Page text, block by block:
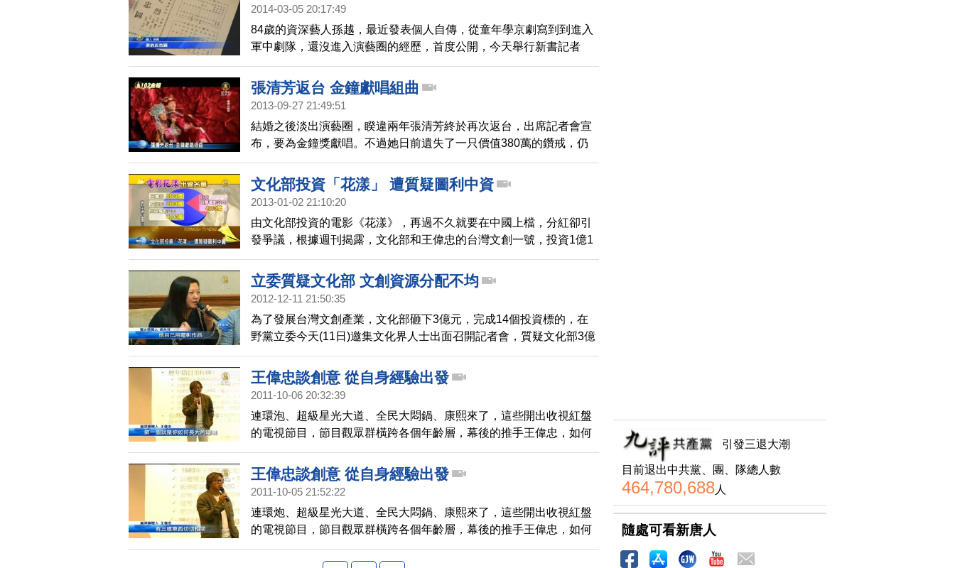
2014-03-05 20:17:49
84歲的資深藝人孫越，最近發表個人自傳，從童年學京劇寫到到進入
軍中劇隊，還沒進入演藝圈的經歷，首度公開，今天舉行新書記者
會，演藝圈好友，王偉忠、張小燕，曹啟泰等人都到齊。
張清芳返台 金鐘獻唱組曲
2013-09-27 21:49:51
結婚之後淡出演藝圈，睽違兩年張清芳終於再次返台，出席記者會宣
布，要為金鐘獎獻唱。不過她日前遺失了一只價值380萬的鑽戒，仍
是媒體關注的焦點。
文化部投資「花漾」 遭質疑圖利中資
2013-01-02 21:10:20
由文化部投資的電影《花漾》，再過不久就要在中國上檔，分紅卻引
發爭議，根據週刊揭露，文化部和王偉忠的台灣文創一號，投資1億1
千多萬，比來自中國的投資4千萬還多，是這部電影的大股東，卻簽下
不平等條約，要在中國票房超過5千萬人民幣，才能分紅，而且也只拿
到2%的分紅，連電影系教授都說，實在不合理。
立委質疑文化部 文創資源分配不均
2012-12-11 21:50:35
為了發展台灣文創產業，文化部砸下3億元，完成14個投資標的，在
野黨立委今天(11日)邀集文化界人士出面召開記者會，質疑文化部3億
元的預算當中，有將近1/3，8300萬的預算，都流向王偉忠相關的企
業，是文創資源分配不均。
王偉忠談創意 從自身經驗出發
2011-10-06 20:32:39
連環泡、超級星光大道、全民大悶鍋、康熙來了，這些開出收視紅盤
的電視節目，節目觀眾群橫跨各個年齡層，幕後的推手王偉忠，如何
擁有源源不絕的創意？下面的新聞，告訴你。
王偉忠談創意 從自身經驗出發
2011-10-05 21:52:22
連環炮、超級星光大道、全民大悶鍋、康熙來了，這些開出收視紅盤
的電視節目，節目觀眾群橫跨各個年齡層，幕後的推手王偉忠，如何
擁有源源不絕的創意？下面的新聞，告訴你。
引發三退大潮
目前退出中共黨、團、隊總人數
464,780,688人
隨處可看新唐人